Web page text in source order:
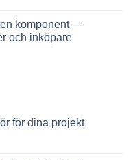
komponent —
och inköpare
för dina projekt